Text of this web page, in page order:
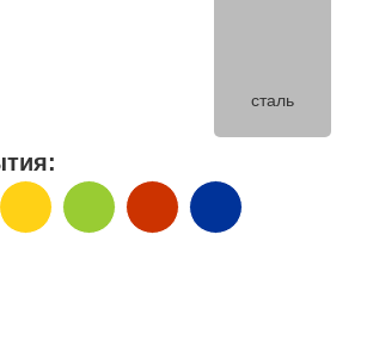
сталь